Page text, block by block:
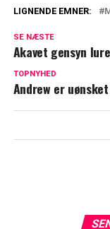
er
gang
LIGNENDE EMNER:
SE NÆSTE
Akavet gensyn
TOPNYHED
Andrew er